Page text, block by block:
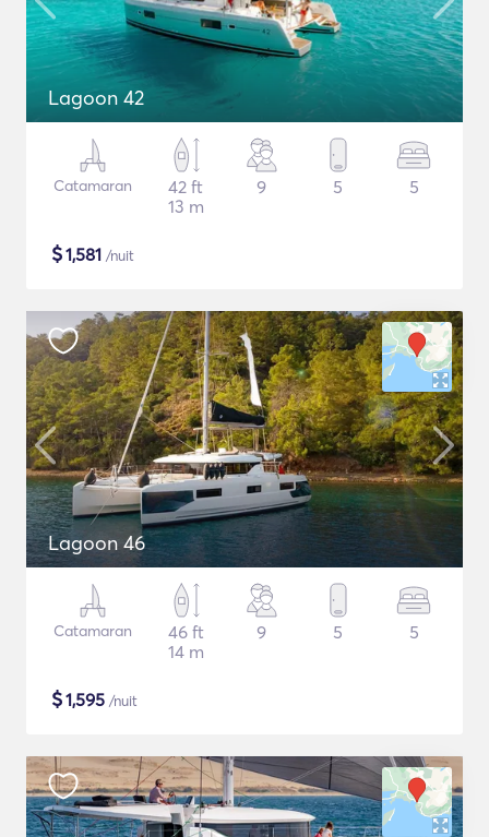
Lagoon 42
Catamaran
42 ft
13 m
9 5 5
$1,581 /nuit
Lagoon 46
Catamaran
46 ft
14 m
9 5 5
$1,595 /nuit